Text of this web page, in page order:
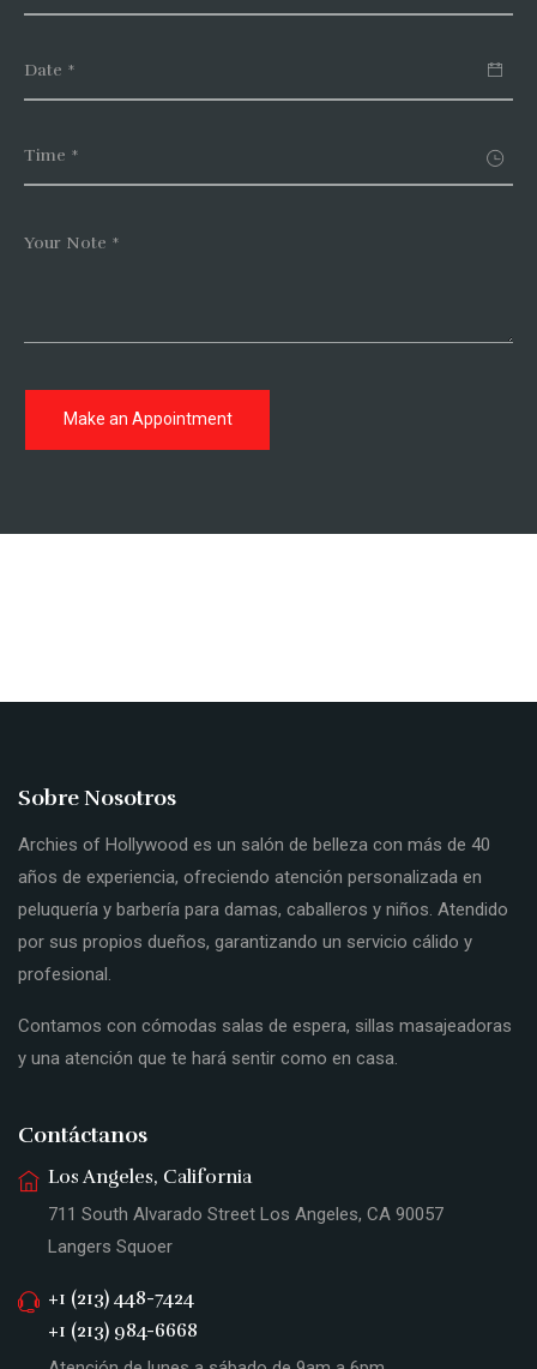
Time *
Make an Appointment
Sobre Nosotros
Archies of Hollywood es un salón de belleza con más de 40
años de experiencia, ofreciendo atención personalizada en
peluquería y barbería para damas, caballeros y niños. Atendido
por sus propios dueños, garantizando un servicio cálido y
profesional.
Contamos con cómodas salas de espera, sillas masajeadoras
y una atención que te hará sentir como en casa.
Contáctanos
Los Angeles, California
711 South Alvarado Street Los Angeles, CA 90057
Langers Squoer
+1 (213) 448-7424
+1 (213) 984-6668